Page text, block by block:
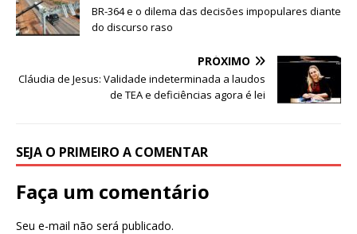
o
o
p
p
BR-364 e o dilema das decisões impopulares diante
do discurso raso
PRÓXIMO
Cláudia de Jesus: Validade indeterminada a laudos
de TEA e deficiências agora é lei
SEJA O PRIMEIRO A COMENTAR
Faça um comentário
Seu e-mail não será publicado.